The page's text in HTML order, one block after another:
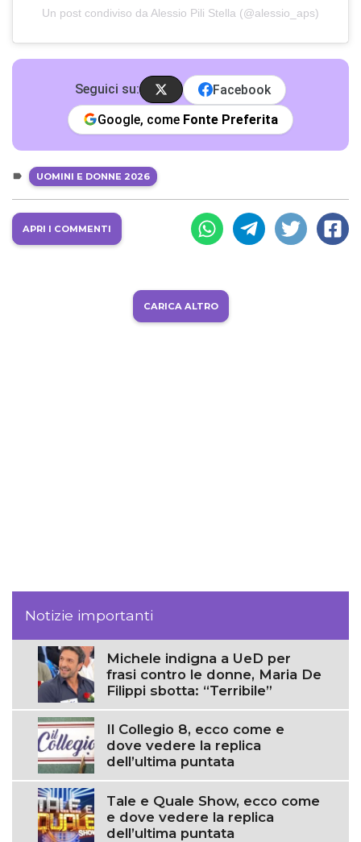
Un post condiviso da Alessio Pili Stella (@alessio_aps)
Seguici su:
Facebook
Google, come Fonte Preferita
UOMINI E DONNE 2026
APRI I COMMENTI
CARICA ALTRO
Notizie importanti
Michele indigna a UeD per
frasi contro le donne, Maria De
Filippi sbotta: “Terribile”
Il Collegio 8, ecco come e
dove vedere la replica
dell’ultima puntata
Tale e Quale Show, ecco come
e dove vedere la replica
dell’ultima puntata